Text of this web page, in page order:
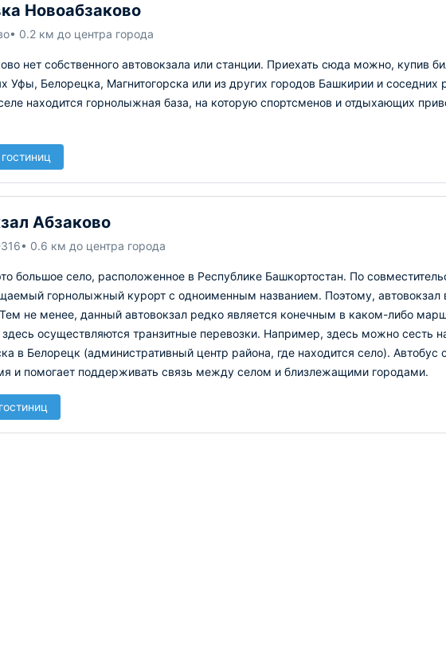
Новоабзаково
• 0.2 км до центра города
нет собственного автовокзала или станции. Приехать сюда можно, купив
Уфы, Белорецка, Магнитогорска или из других городов Башкирии и соседних
находится горнолыжная база, на которую спортсменов и отдыхающих
Абзаково
• 0.6 км до центра города
большое село, расположенное в Республике Башкортостан. По
горнолыжный курорт с одноименным названием. Поэтому, автовокзал
Тем не менее, данный автовокзал редко является конечным в каком-либо
осуществляются транзитные перевозки. Например, здесь можно сесть
в Белорецк (административный центр района, где находится село).
и помогает поддерживать связь между селом и близлежащими городами.